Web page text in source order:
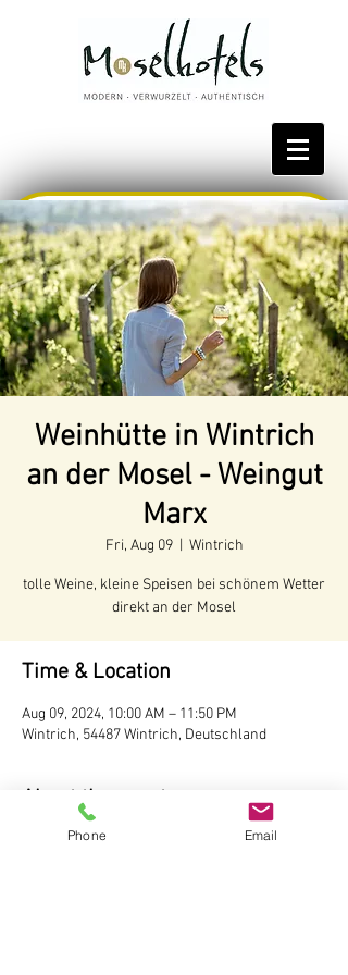
Bestpreis reservieren
Weinhütte in Wintrich
an der Mosel - Weingut
Marx
Fri, Aug 09
  |
Wintrich
tolle Weine, kleine Speisen bei schönem Wetter
direkt an der Mosel
Time & Location
Aug 09, 2024, 10:00 AM – 11:50 PM
Wintrich, 54487 Wintrich, Deutschland
About the event
Voraussichtliche Öffnungszeiten:
Phone Email